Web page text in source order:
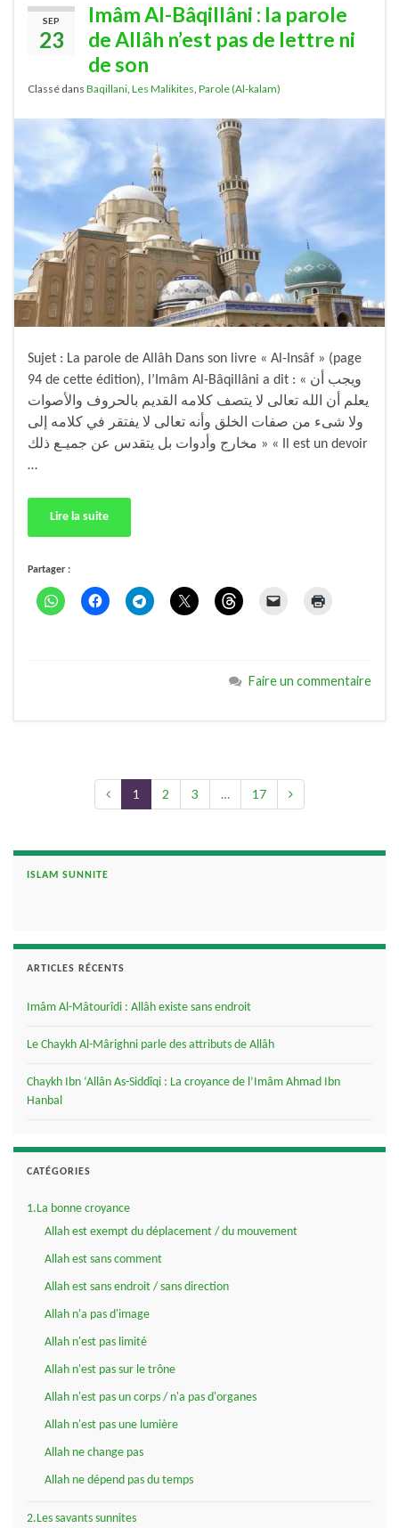
SEP
23
Imâm Al-Bâqillâni : la parole
de Allâh n’est pas de lettre ni
de son
Classé dans Baqillani Les Malikites Parole (Al-kalam)
Sujet : La parole de Allâh Dans son livre « Al-Insâf » (page
94 de cette édition), l’Imâm Al-Bâqillâni a dit : « ويجب أن
يعلم أن الله تعالى لا يتصف كلامه القديم بالحروف والأصوات
ولا شىء من صفات الخلق وأنه تعالى لا يفتقر في كلامه إلى
مخارج وأدوات بل يتقدس عن جميـع ذلك » « Il est un devoir
…
Lire la suite
Partager :
Faire un commentaire
1 2 3 … 17
ISLAM SUNNITE
ARTICLES RÉCENTS
Imâm Al-Mâtourîdi : Allâh existe sans endroit
Le Chaykh Al-Mârighni parle des attributs de Allâh
Chaykh Ibn ‘Allân As-Siddîqi : La croyance de l’Imâm Ahmad Ibn
Hanbal
CATÉGORIES
1.La bonne croyance
Allah est exempt du déplacement / du mouvement
Allah est sans comment
Allah est sans endroit / sans direction
Allah n'a pas d'image
Allah n'est pas limité
Allah n'est pas sur le trône
Allah n'est pas un corps / n'a pas d'organes
Allah n'est pas une lumière
Allah ne change pas
Allah ne dépend pas du temps
2.Les savants sunnites